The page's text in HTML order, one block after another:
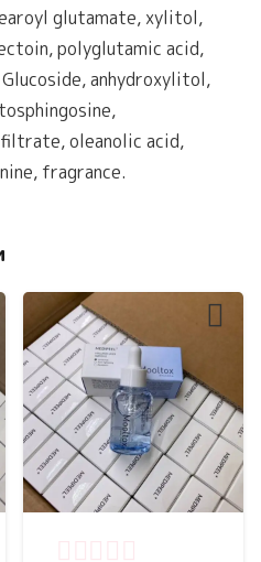
glutamate, xylitol,
polyglutamic acid,
anhydroxylitol,
oleanolic acid,
fragrance.